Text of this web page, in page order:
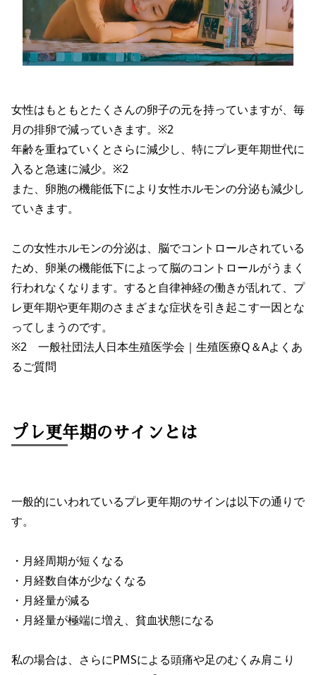
女性はもともとたくさんの卵子の元を持っていますが、毎
月の排卵で減っていきます。※2
年齢を重ねていくとさらに減少し、特にプレ更年期世代に
入ると急速に減少。※2
また、卵胞の機能低下により女性ホルモンの分泌も減少し
ていきます。
この女性ホルモンの分泌は、脳でコントロールされている
ため、卵巣の機能低下によって脳のコントロールがうまく
行われなくなります。すると自律神経の働きが乱れて、プ
レ更年期や更年期のさまざまな症状を引き起こす一因とな
ってしまうのです。
※2 一般社団法人日本生殖医学会｜生殖医療Q＆Aよくあ
るご質問
プレ更年期のサインとは
一般的にいわれているプレ更年期のサインは以下の通りで
す。
・月経周期が短くなる
・月経数自体が少なくなる
・月経量が減る
・月経量が極端に増え、貧血状態になる
私の場合は、さらにPMSによる頭痛や足のむくみ肩こり